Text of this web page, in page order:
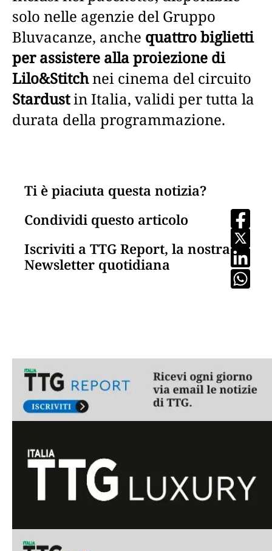
solo nelle agenzie del Gruppo
Bluvacanze, anche quattro biglietti
per assistere alla proiezione di
Lilo&Stitchnei cinema del circuito
Stardustin Italia, validi per tutta la
durata della programmazione.
Ti è piaciuta questa notizia?
Condividi questo articolo
Iscriviti a TTG Report, la nostra
Newsletter quotidiana